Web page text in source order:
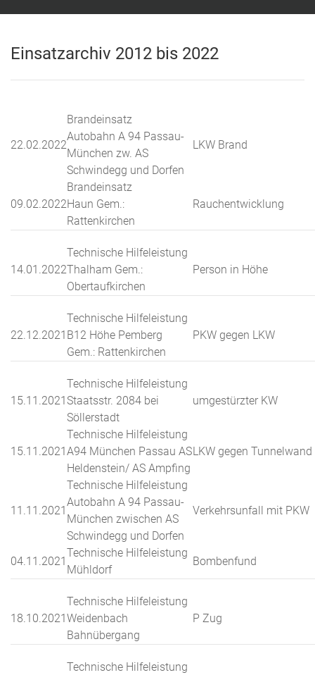
Einsatzarchiv 2012 bis 2022
22.02.2022
Brandeinsatz
Autobahn A 94 Passau-
München zw. AS
Schwindegg und Dorfen
LKW Brand
09.02.2022
Brandeinsatz
Haun Gem.:
Rattenkirchen
Rauchentwicklung
14.01.2022
Technische Hilfeleistung
Thalham Gem.:
Obertaufkirchen
Person in Höhe
22.12.2021
Technische Hilfeleistung
B12 Höhe Pemberg
Gem.: Rattenkirchen
PKW gegen LKW
15.11.2021
Technische Hilfeleistung
Staatsstr. 2084 bei
Söllerstadt
umgestürzter KW
15.11.2021
Technische Hilfeleistung
A94 München Passau AS
Heldenstein/ AS Ampfing
LKW gegen Tunnelwand
11.11.2021
Technische Hilfeleistung
Autobahn A 94 Passau-
München zwischen AS
Schwindegg und Dorfen
Verkehrsunfall mit PKW
04.11.2021
Technische Hilfeleistung
Mühldorf
Bombenfund
18.10.2021
Technische Hilfeleistung
Weidenbach
Bahnübergang
P Zug
Technische Hilfeleistung